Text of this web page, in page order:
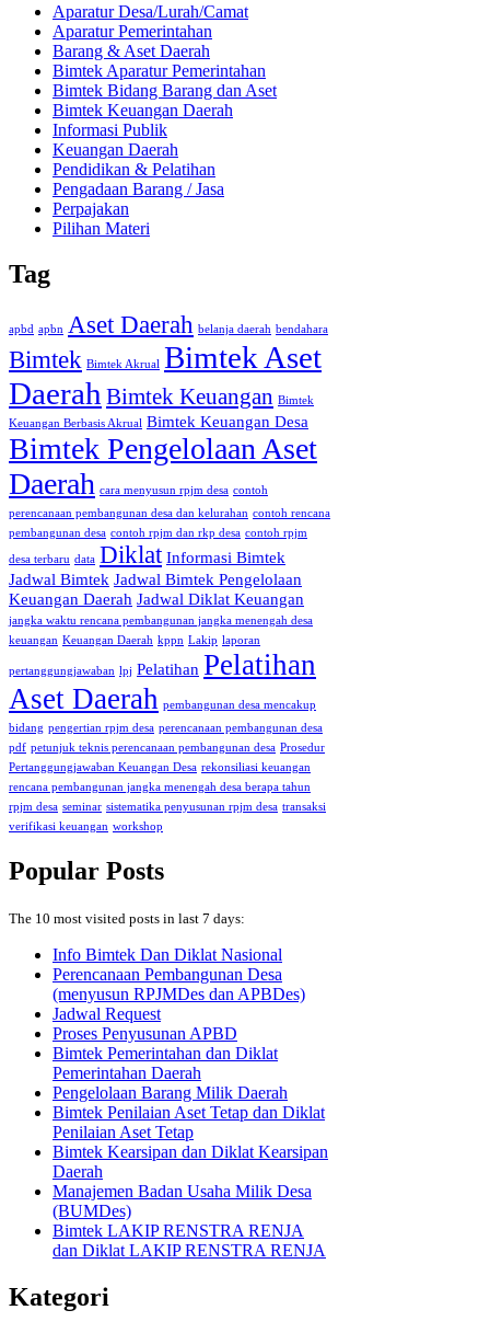
Aparatur Desa/Lurah/Camat
Aparatur Pemerintahan
Barang & Aset Daerah
Bimtek Aparatur Pemerintahan
Bimtek Bidang Barang dan Aset
Bimtek Keuangan Daerah
Informasi Publik
Keuangan Daerah
Pendidikan & Pelatihan
Pengadaan Barang / Jasa
Perpajakan
Pilihan Materi
Tag
apbd apbn Aset Daerah belanja daerah bendahara
Bimtek Bimtek Akrual Bimtek Aset
Daerah Bimtek Keuangan Bimtek
Keuangan Berbasis Akrual Bimtek Keuangan Desa
Bimtek Pengelolaan Aset
Daerah cara menyusun rpjm desa contoh
perencanaan pembangunan desa dan kelurahan contoh rencana
pembangunan desa contoh rpjm dan rkp desa contoh rpjm
desa terbaru data Diklat Informasi Bimtek
Jadwal Bimtek Jadwal Bimtek Pengelolaan
Keuangan Daerah Jadwal Diklat Keuangan
jangka waktu rencana pembangunan jangka menengah desa
keuangan Keuangan Daerah kppn Lakip laporan
pertanggungjawaban lpj Pelatihan Pelatihan
Aset Daerah pembangunan desa mencakup
bidang pengertian rpjm desa perencanaan pembangunan desa
pdf petunjuk teknis perencanaan pembangunan desa Prosedur
Pertanggungjawaban Keuangan Desa rekonsiliasi keuangan
rencana pembangunan jangka menengah desa berapa tahun
rpjm desa seminar sistematika penyusunan rpjm desa transaksi
verifikasi keuangan workshop
Popular Posts
The 10 most visited posts in last 7 days:
Info Bimtek Dan Diklat Nasional
Perencanaan Pembangunan Desa
(menyusun RPJMDes dan APBDes)
Jadwal Request
Proses Penyusunan APBD
Bimtek Pemerintahan dan Diklat
Pemerintahan Daerah
Pengelolaan Barang Milik Daerah
Bimtek Penilaian Aset Tetap dan Diklat
Penilaian Aset Tetap
Bimtek Kearsipan dan Diklat Kearsipan
Daerah
Manajemen Badan Usaha Milik Desa
(BUMDes)
Bimtek LAKIP RENSTRA RENJA
dan Diklat LAKIP RENSTRA RENJA
Kategori